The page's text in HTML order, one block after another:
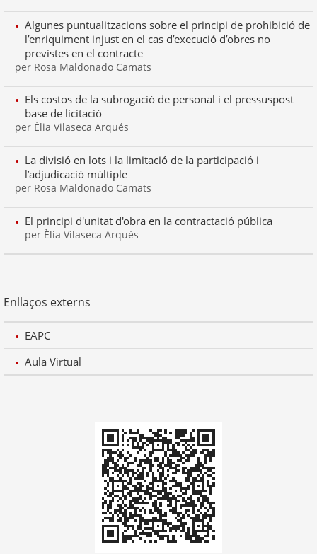
Algunes puntualitzacions sobre el principi de prohibició de
l’enriquiment injust en el cas d’execució d’obres no
previstes en el contracte
per Rosa Maldonado Camats
Els costos de la subrogació de personal i el pressuspost
base de licitació
per Èlia Vilaseca Arqués
La divisió en lots i la limitació de la participació i
l’adjudicació múltiple
per Rosa Maldonado Camats
El principi d'unitat d'obra en la contractació pública
per Èlia Vilaseca Arqués
Enllaços externs
EAPC
Aula Virtual